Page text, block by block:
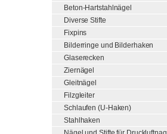
Beton-Hartstahlnägel
Diverse Stifte
Fixpins
Bilderringe und Bilderhaken
Glaserecken
Ziernägel
Gleitnägel
Filzgleiter
Schlaufen (U-Haken)
Stahlhaken